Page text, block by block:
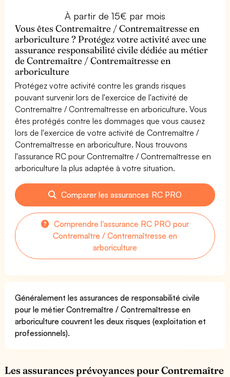
À partir de 15€ par mois
Vous êtes Contremaître / Contremaîtresse en
arboriculture ? Protégez votre activité avec une
assurance responsabilité civile dédiée au métier
de Contremaître / Contremaîtresse en
arboriculture
Protégez votre activité contre les grands risques
pouvant survenir lors de l'exercice de l'activité de
Contremaître / Contremaîtresse en arboriculture. Vous
êtes protégés contre les dommages que vous causez
lors de l'exercice de votre activité de Contremaître /
Contremaîtresse en arboriculture. Nous trouvons
l'assurance RC pour Contremaître / Contremaîtresse en
arboriculture la plus adaptée à votre situation.
Comparer les assurances RC PRO
Comprendre l'assurance RC PRO pour
Contremaître / Contremaîtresse en
arboriculture
Généralement les assurances de responsabilité civile
pour le métier Contremaître / Contremaîtresse en
arboriculture couvrent les deux risques (exploitation et
professionnels).
Les assurances prévoyances pour Contremaître